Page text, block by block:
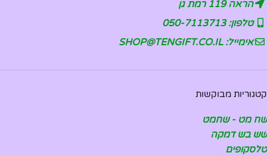
הראה 119 רמת גן
טלפון: 050-7113713
אימייל: SHOP@TENGIFT.CO.IL
קטגוריות מבוקשות
שח מט - שחמט
שש בש דמקה
טלסקופים